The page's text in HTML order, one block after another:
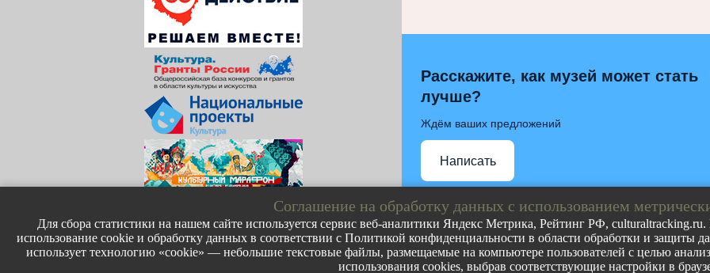
Расскажите, как музей может стать
лучше?
Ждём ваших предложений
Написать
Соглашение на обработку данных с использованием
Для сбора статистики на нашем сайте используется сервис веб-аналитики Яндекс Метрика, Рейтинг РФ,
использование cookie и обработку данных в соответствии с Политикой конфиденциальности в области обработки и
использует технологию «cookie» — небольшие текстовые файлы, размещаемые на компьютере пользователей с целью
использования cookies, выбрав соответствующие настройки в
Полное либо частичное воспроизведение любых
допускается с обязательной прямой гиперссылкой на